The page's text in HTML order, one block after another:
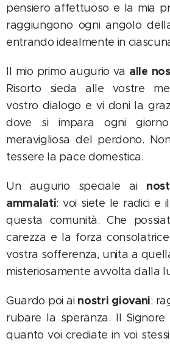
pensiero affettuoso e la mia
raggiungono ogni angolo
entrando idealmente in
Il mio primo augurio va alle
Risorto sieda alle vostre
vostro dialogo e vi doni la
dove si impara ogni
meravigliosa del perdono.
tessere la pace domestica.
Un augurio speciale ai
ammalati: voi siete le radici e
questa comunità. Che
carezza e la forza
vostra sofferenza, unita a
misteriosamente avvolta dalla
Guardo poi ai nostri giovani:
rubare la speranza. Il
quanto voi crediate in voi